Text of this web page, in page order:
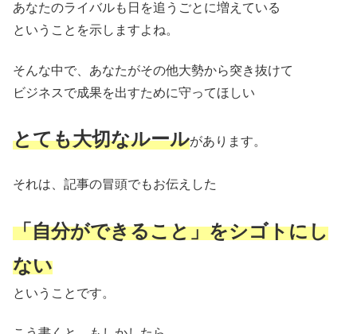
あなたのライバルも日を追うごとに増えている
ということを示しますよね。
そんな中で、あなたがその他大勢から突き抜けて
ビジネスで成果を出すために守ってほしい
とても大切なルールがあります。
それは、記事の冒頭でもお伝えした
「自分ができること」をシゴトにし
ない
ということです。